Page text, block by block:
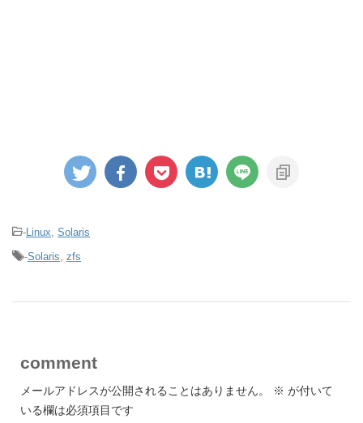
-Linux Solaris
-Solaris zfs
comment
メールアドレスが公開されることはありません。 ※ が付いて
いる欄は必須項目です